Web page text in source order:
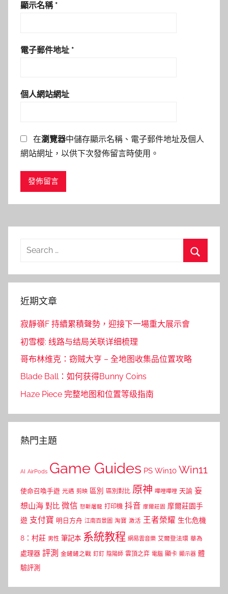
顯示名稱 *
電子郵件地址 *
個人網站網址
在瀏覽器中儲存顯示名稱、電子郵件地址及個人
網站網址，以供下次發佈留言時使用。
Search
近期文章
寂靜嶺F 持續累積聲勢，迎接下一場重大展示會
初雪樱: 线路与结局关联详细梳理
哥布林维克：窃贼大亨 – 全地图收集品位置攻略
Blade Ball：如何获得Bunny Coins
Haze Piece 完整地图和位置等级指南
熱門主題
AI AirPods Game Guides PS Win10 Win11
使命召喚手遊 光遇 剪映 區別 區別對比 原神 嗶哩嗶哩 天諭 妄
想山海 對比 微信 怒斬屠龍 打印機 抖音 摩爾莊園 摩爾莊園手
遊 支付寶 明日方舟 江南百景圖 淘寶 激活 王者榮耀 生化危機
8：村莊 男性 筆記本 系統教程 網易雲音樂 艾爾登法環 華為
處理器 評測 金鏟鏟之戰 釘釘 陰陽師 雲頂之弈 電腦 顯卡 顯示器 體
驗評測